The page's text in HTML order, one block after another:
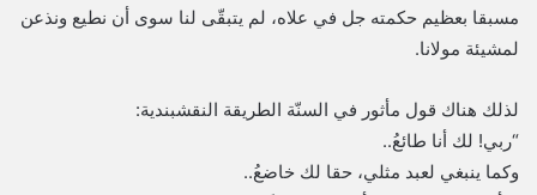
مسبقا بعظيم حكمته جل في علاه، لم يتبقّى لنا سوى أن نطيع ونذعن
لمشيئة مولانا.
لذلك هناك قول مأثور في السنّة الطريقة النقشبندية:
“ربي! لك أنا طائعُ..
وكما ينبغي لعبد مثلي، حقا لك خاضعُ..